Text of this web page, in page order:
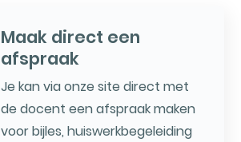
Maak direct een
afspraak
Je kan via onze site direct met
de docent een afspraak maken
voor bijles, huiswerkbegeleiding